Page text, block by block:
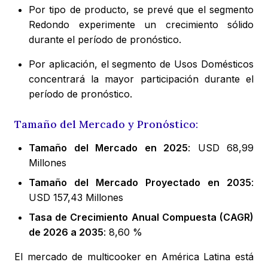
Por tipo de producto, se prevé que el segmento
Redondo experimente un crecimiento sólido
durante el período de pronóstico.
Por aplicación, el segmento de Usos Domésticos
concentrará la mayor participación durante el
período de pronóstico.
Tamaño del Mercado y Pronóstico:
Tamaño del Mercado en 2025: USD 68,99
Millones
Tamaño del Mercado Proyectado en 2035:
USD 157,43 Millones
Tasa de Crecimiento Anual Compuesta (CAGR)
de 2026 a 2035: 8,60 %
El mercado de multicooker en América Latina está